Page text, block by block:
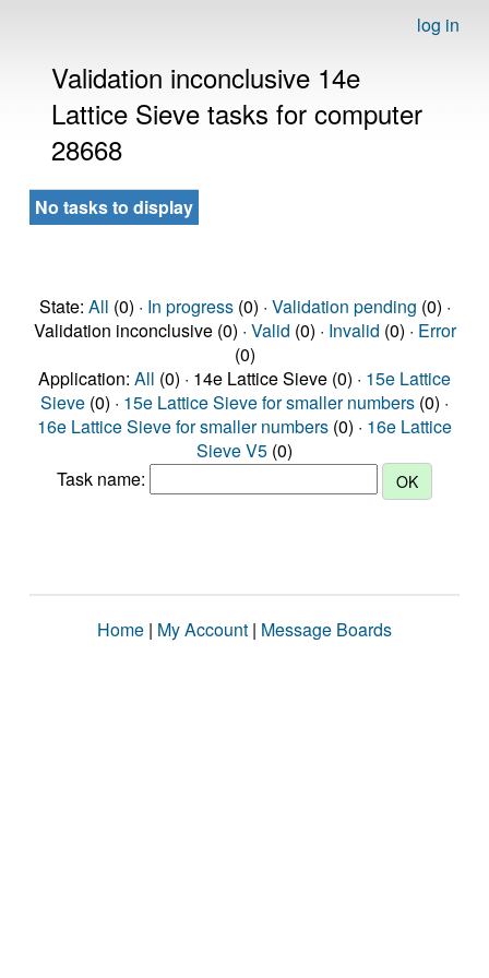
log in
Validation inconclusive 14e
Lattice Sieve tasks for computer
28668
No tasks to display
State: All (0) · In progress(0) · Validation pending (0) ·
Validation inconclusive (0) · Valid (0) · Invalid (0) · Error
(0)
Application: All (0) · 14e Lattice Sieve (0) · 15e Lattice
Sieve (0) · 15e Lattice Sieve for smaller numbers (0) ·
16e Lattice Sieve for smaller numbers (0) · 16e Lattice
Sieve V5 (0)
Task name:
Home | My Account | Message Boards